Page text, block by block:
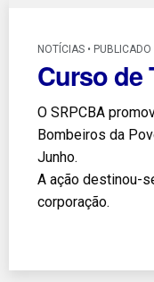
NOTÍCIAS •
Curso de
O SRPCBA
Bombeiros da
Junho.
A ação destinou-
corporação.